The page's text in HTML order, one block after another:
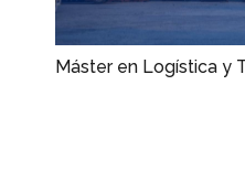
Máster en Logística y